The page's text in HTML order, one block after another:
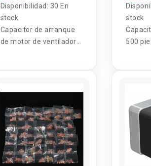
Disponibilidad: 30 En
stock
Capacitor de arranque
de motor de ventilador
stock
500